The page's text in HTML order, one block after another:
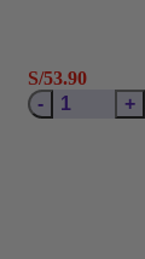
S/53.90
FloryBoost